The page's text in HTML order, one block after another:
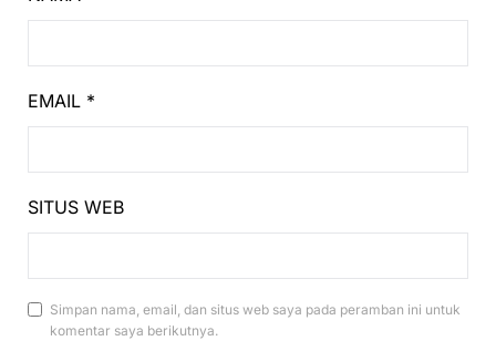
EMAIL *
SITUS WEB
Simpan nama, email, dan situs web saya pada peramban ini untuk
komentar saya berikutnya.